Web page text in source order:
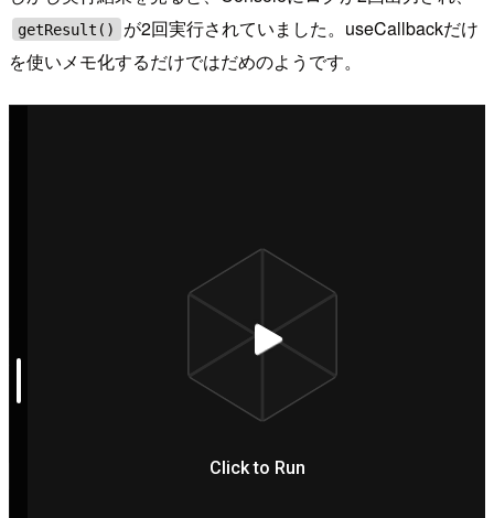
getResult()
が2回実行されていました。useCallbackだけ
を使いメモ化するだけではだめのようです。